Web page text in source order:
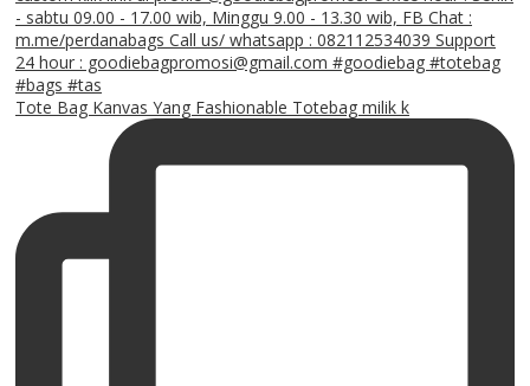
Tote Bag Kanvas Yang Fashionable Totebag milik k